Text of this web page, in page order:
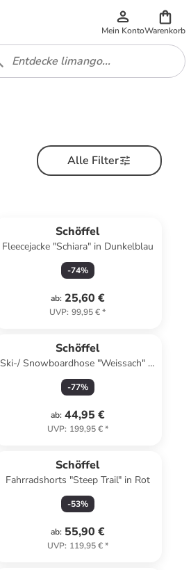
Mein KontoWarenkorb
Alle Filter
Schöffel
Fleecejacke "Schiara" in Dunkelblau
-74%
ab: 25,60 €
UVP: 99,95 €*
Schöffel
Ski-/ Snowboardhose "Weissach" in
Hellblau
-77%
ab: 44,95 €
UVP: 199,95 €*
Schöffel
Fahrradshorts "Steep Trail" in Rot
-53%
ab: 55,90 €
UVP: 119,95 €*